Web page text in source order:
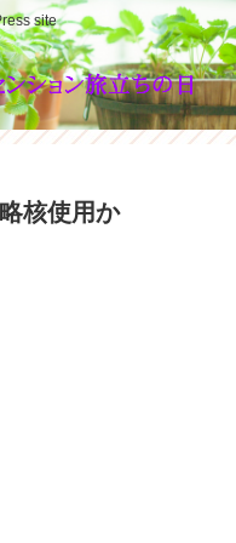
site
核使用か